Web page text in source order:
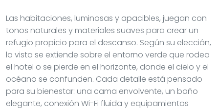
Las habitaciones, luminosas y apacibles, juegan con
tonos naturales y materiales suaves para crear un
refugio propicio para el descanso. Según su elección,
la vista se extiende sobre el entorno verde que rodea
el hotel o se pierde en el horizonte, donde el cielo y el
océano se confunden. Cada detalle está pensado
para su bienestar: una cama envolvente, un baño
elegante, conexión Wi-Fi fluida y equipamientos